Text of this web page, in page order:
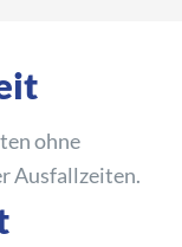
ohne
Ausfallzeiten.